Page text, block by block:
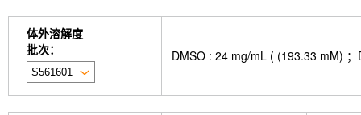
Monocrotaline
Angelic acid Succinic acid
体外溶解度
批次：
DMSO : 24 mg/mL ( (193.33 mM)